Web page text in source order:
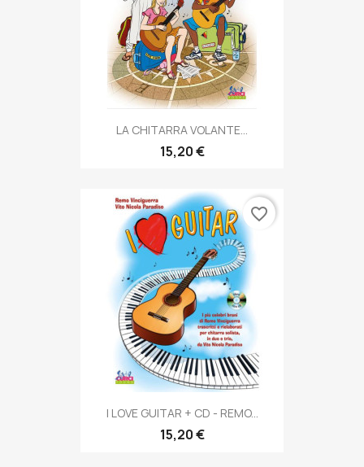
LA CHITARRA VOLANTE...
15,20 €
I LOVE GUITAR + CD - REMO...
15,20 €
favorite_border